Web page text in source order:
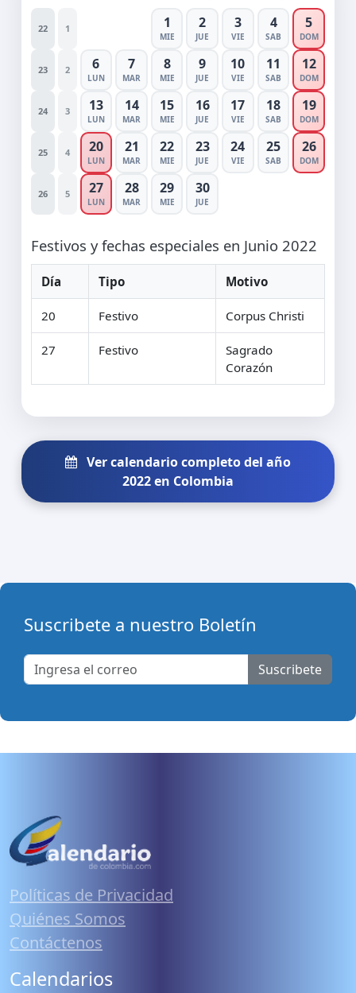
22 1 1
MIE
2
JUE
3
VIE
4
SAB
5
DOM
23 2 6
LUN
7
MAR
8
MIE
9
JUE
10
VIE
11
SAB
12
DOM
24 3 13
LUN
14
MAR
15
MIE
16
JUE
17
VIE
18
SAB
19
DOM
25 4 20
LUN
21
MAR
22
MIE
23
JUE
24
VIE
25
SAB
26
DOM
26 5 27
LUN
28
MAR
29
MIE
30
JUE
Festivos y fechas especiales en Junio 2022
Día Tipo Motivo
20 Festivo Corpus Christi
27 Festivo
Sagrado
Corazón
Ver calendario completo del año
2022 en Colombia
Suscribete a nuestro Boletín
Suscribete
Políticas de Privacidad
Quiénes Somos
Contáctenos
Calendarios